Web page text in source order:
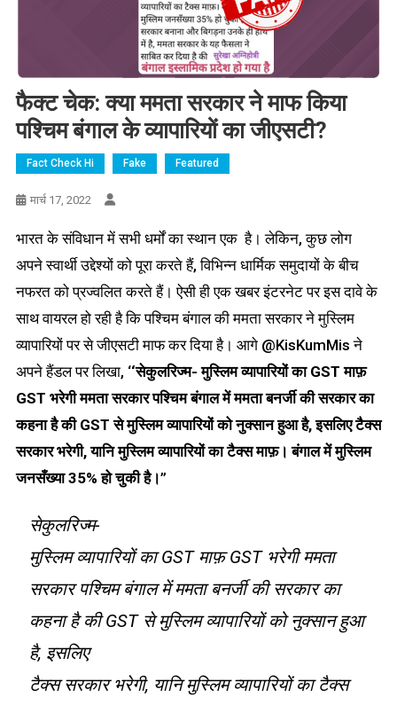
फैक्ट चेक: क्या ममता सरकार ने माफ किया
पश्चिम बंगाल के व्यापारियों का जीएसटी?
Fact Check Hi Fake Featured
मार्च 17, 2022
भारत के संविधान में सभी धर्मों का स्थान एक है। लेकिन, कुछ लोग
अपने स्वार्थी उद्देश्यों को पूरा करते हैं, विभिन्न धार्मिक समुदायों के बीच
नफरत को प्रज्वलित करते हैं। ऐसी ही एक खबर इंटरनेट पर इस दावे के
साथ वायरल हो रही है कि पश्चिम बंगाल की ममता सरकार ने मुस्लिम
व्यापारियों पर से जीएसटी माफ कर दिया है। आगे @KisKumMis ने
अपने हैंडल पर लिखा, ‘‘सेकुलरिज्म- मुस्लिम व्यापारियों का GST माफ़
GST भरेगी ममता सरकार पश्चिम बंगाल में ममता बनर्जी की सरकार का
कहना है की GST से मुस्लिम व्यापारियों को नुक्सान हुआ है, इसलिए टैक्स
सरकार भरेगी, यानि मुस्लिम व्यापारियों का टैक्स माफ़। बंगाल में मुस्लिम
जनसँख्या 35% हो चुकी है।”
सेकुलरिज्म-
मुस्लिम व्यापारियों का GST माफ़ GST भरेगी ममता
सरकार पश्चिम बंगाल में ममता बनर्जी की सरकार का
कहना है की GST से मुस्लिम व्यापारियों को नुक्सान हुआ
है, इसलिए
टैक्स सरकार भरेगी, यानि मुस्लिम व्यापारियों का टैक्स